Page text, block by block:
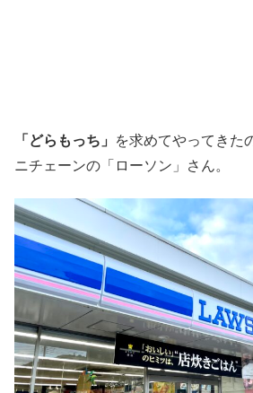
「どらもっち」
を求めてやってきた
ニチェーンの「ローソン」さん。